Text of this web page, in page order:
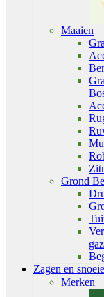
Maaien
Grond
Zagen en
Merken